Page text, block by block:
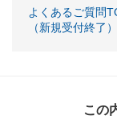
よくあるご質問
（新規受付終了）
この